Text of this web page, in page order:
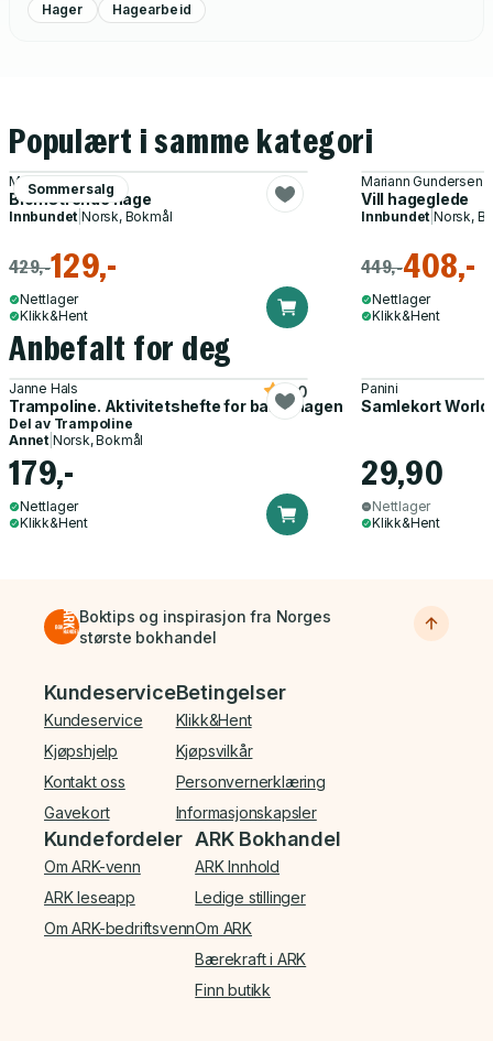
Hager Hagearbeid
Populært i samme kategori
Sommersalg
Madeleine Strand
Blomstrende hage
Innbundet |Norsk, Bokmål
429,-129,-
Nettlager
Klikk&Hent
Mariann Gundersen
Vill hageglede
Innbundet Norsk,
449,-408,-
Nettlager
Klikk&Hent
Anbefalt for deg
Janne Hals
Trampoline. Aktivitetshefte for barnehagen
5.0
Del av Trampoline
Annet Norsk, Bokmål
179,-
Nettlager
Klikk&Hent
Panini
Samlekort
29,90
Nettlager
Klikk&Hent
Boktips og inspirasjon fra Norges
største bokhandel
Bunnmeny
Kundeservice
Kundeservice
Kjøpshjelp
Kontakt oss
Gavekort
Betingelser
Klikk&Hent
Kjøpsvilkår
Personvernerklæring
Informasjonskapsler
Kundefordeler
Om ARK-venn
ARK leseapp
Om ARK-bedriftsvenn
ARK Bokhandel
ARK Innhold
Ledige stillinger
Om ARK
Bærekraft i ARK
Finn butikk